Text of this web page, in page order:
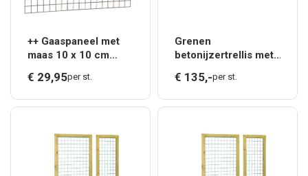
++ Gaaspaneel met
maas 10 x 10 cm
draad, 180 x 180 cm.
€ 29,95per st.
Grenen
betonijzertrellis met
raamwerk 4,4 x 6,8
cm, 180 x 180 cm,
groen geïmpr
€ 135,-per st.